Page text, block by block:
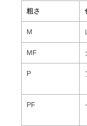
粗さ
M
MF
P
PF